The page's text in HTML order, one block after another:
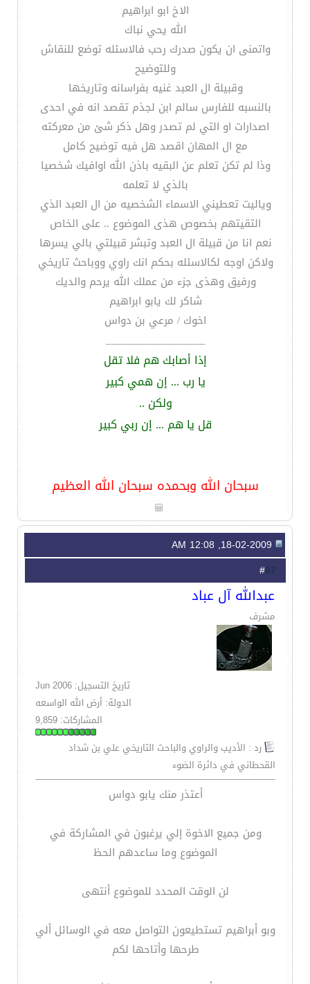
الاخ ابو ابراهيم
الله يحي نباك
واتمنى ان يكون صدرك رحب فالاسئله توضع للنقاش
وللتوضيح
وقبيلة ال العبد غنيه بفراسانه وتاريخها
بالنسبه للفارس سالم ابن لجذم تقصد انه في احدى
اصدارات او التي لم تصدر وهل ذكر شئ من معركته
مع ال المهان اقصد هل فيه توضيح كامل
وذا لم تكن تعلم عن البقيه باذن الله اوافيك شخصيا
بالذي لا تعلمه
وياليت تعطيني الاسماء الشخصيه من ال العبد الذي
التقيتهم بخصوص هذى الموضوع .. على الخاص
نعم انا من قبيلة ال العبد وتبشر قبيلتي بالي يسرها
ولاكن اوجه لكالاسئله بحكم انك راوي ووباحث تاريخي
ورفيق وهذى جزء من عملك الله يرحم والديك
شاكر لك يابو ابراهيم
اخوك / مرعي بن دواس
__________________
إذا أصابك هم فلا تقل
يا رب ... إن همي كبير
ولكن ..
قل يا هم ... إن ربي كبير
سبحان الله وبحمده سبحان الله العظيم
67
عبدالله آل عباد
مشرف
تاريخ التسجيل: Jun 2006
الدولة: أرض الله الواسعه
المشاركات: 9,859
رد : الأديب والراوي والباحث التاريخي علي بن شداد
القحطاني في دائرة الضوء
أعتذر منك يابو دواس
ومن جميع الاخوة إلي يرغبون في المشاركة في
الموضوع وما ساعدهم الحظ
لن الوقت المحدد للموضوع أنتهى
وبو أبراهيم تستطيعون التواصل معه في الوسائل ألي
طرحها وأتاحها لكم